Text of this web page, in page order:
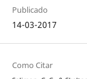
Publicado
14-03-2017
Como Citar